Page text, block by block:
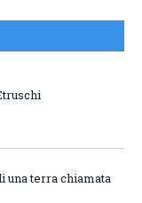
una terra chiamata